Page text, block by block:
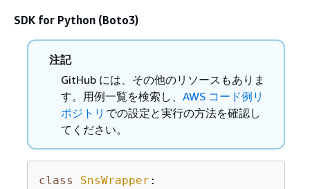
SDK for Python (Boto3)
注記
GitHub には、その他のリソースもありま
す。用例一覧を検索し、 AWS コード例リ
ポジトリ での設定と実行の方法を確認し
てください。
class SnsWrapper :